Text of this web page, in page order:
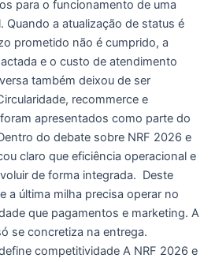
para o funcionamento de uma
Quando a atualização de status é
prometido não é cumprido, a
e o custo de atendimento
também deixou de ser
recommerce e
apresentados como parte do
do debate sobre NRF 2026 e
claro que eficiência operacional e
de forma integrada. Deste
a última milha precisa operar no
que pagamentos e marketing. A
se concretiza na entrega.
competitividade A NRF 2026 e